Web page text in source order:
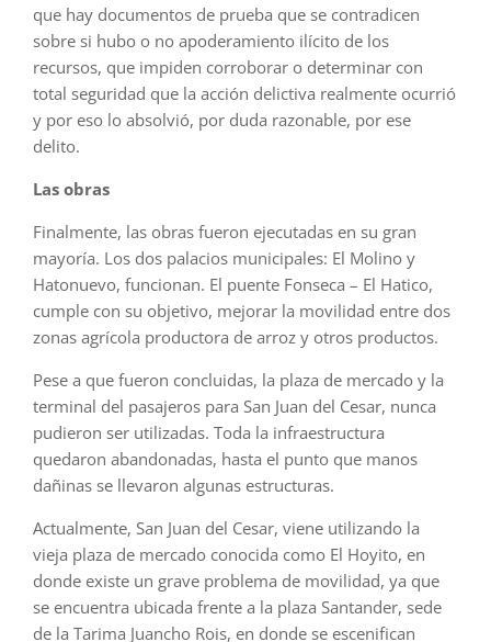
que hay documentos de prueba que se contradicen
sobre si hubo o no apoderamiento ilícito de los
recursos, que impiden corroborar o determinar con
total seguridad que la acción delictiva realmente ocurrió
y por eso lo absolvió, por duda razonable, por ese
delito.
Las obras
Finalmente, las obras fueron ejecutadas en su gran
mayoría. Los dos palacios municipales: El Molino y
Hatonuevo, funcionan. El puente Fonseca – El Hatico,
cumple con su objetivo, mejorar la movilidad entre dos
zonas agrícola productora de arroz y otros productos.
Pese a que fueron concluidas, la plaza de mercado y la
terminal del pasajeros para San Juan del Cesar, nunca
pudieron ser utilizadas. Toda la infraestructura
quedaron abandonadas, hasta el punto que manos
dañinas se llevaron algunas estructuras.
Actualmente, San Juan del Cesar, viene utilizando la
vieja plaza de mercado conocida como El Hoyito, en
donde existe un grave problema de movilidad, ya que
se encuentra ubicada frente a la plaza Santander, sede
de la Tarima Juancho Rois, en donde se escenifican